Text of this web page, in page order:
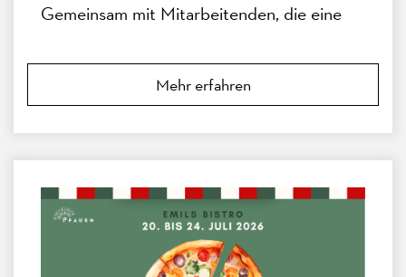
Gemeinsam mit Mitarbeitenden, die eine
wurden ihre Leistungen bei einer kleinen
Feier gewürdigt.Mehr erfahren